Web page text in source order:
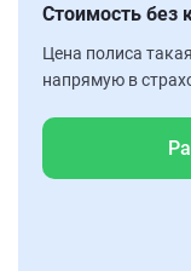
Стоимость без
Цена полиса
напрямую в